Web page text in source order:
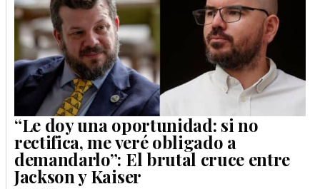
“Le doy una oportunidad: si no
rectifica, me veré obligado a
demandarlo”: El brutal cruce entre
Jackson y Kaiser